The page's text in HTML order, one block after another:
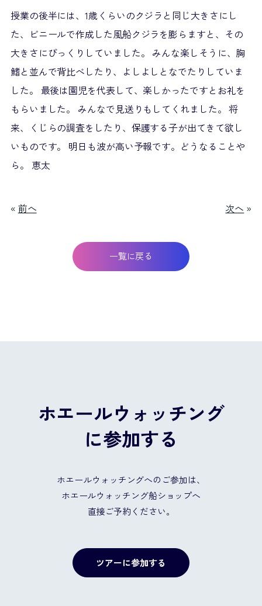
授業の後半には、1歳くらいのクジラと同じ大きさにし
た、ビニールで作成した風船クジラを膨らますと、その
大きさにびっくりしていました。 みんな楽しそうに、胸
鰭と並んで背比べしたり、よしよしとなでたりしていま
した。 最後は園児を代表して、楽しかったですとお礼を
もらいました。 みんなで見送りもしてくれました。 将
来、くじらの調査をしたり、保護する子が出てきて欲し
いものです。 明日も波が高い予報です。どうなることや
ら。 恵太
« 前へ 次へ »
一覧に戻る
ホエールウォッチング
に参加する
ホエールウォッチングへのご参加は、
ホエールウォッチング船ショップへ
直接ご予約ください。
ツアーに参加する